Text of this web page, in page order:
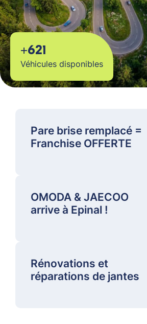
+621
Véhicules disponibles
Pare brise remplacé =
Franchise OFFERTE
OMODA & JAECOO
arrive à Epinal !
Rénovations et
réparations de jantes